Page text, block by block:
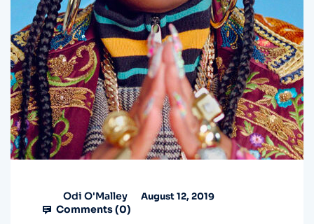
Odi O'Malley August 12, 2019
Comments (0)